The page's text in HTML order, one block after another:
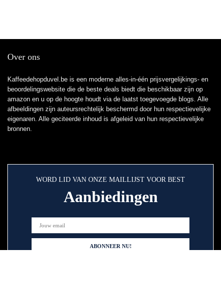
Over ons
Kaffeedehopduvel.be is een moderne alles-in-één prijsvergelijkings- en
beoordelingswebsite die de beste deals biedt die beschikbaar zijn op
amazon en u op de hoogte houdt via de laatst toegevoegde blogs. Alle
afbeeldingen zijn auteursrechtelijk beschermd door hun respectievelijke
eigenaren. Alle geciteerde inhoud is afgeleid van hun respectievelijke
bronnen.
WORD LID VAN ONZE MAILLIJST VOOR BEST
Aanbiedingen